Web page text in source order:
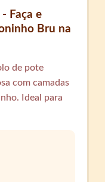
Faça e
Bru na
de pote
com camadas
Ideal para